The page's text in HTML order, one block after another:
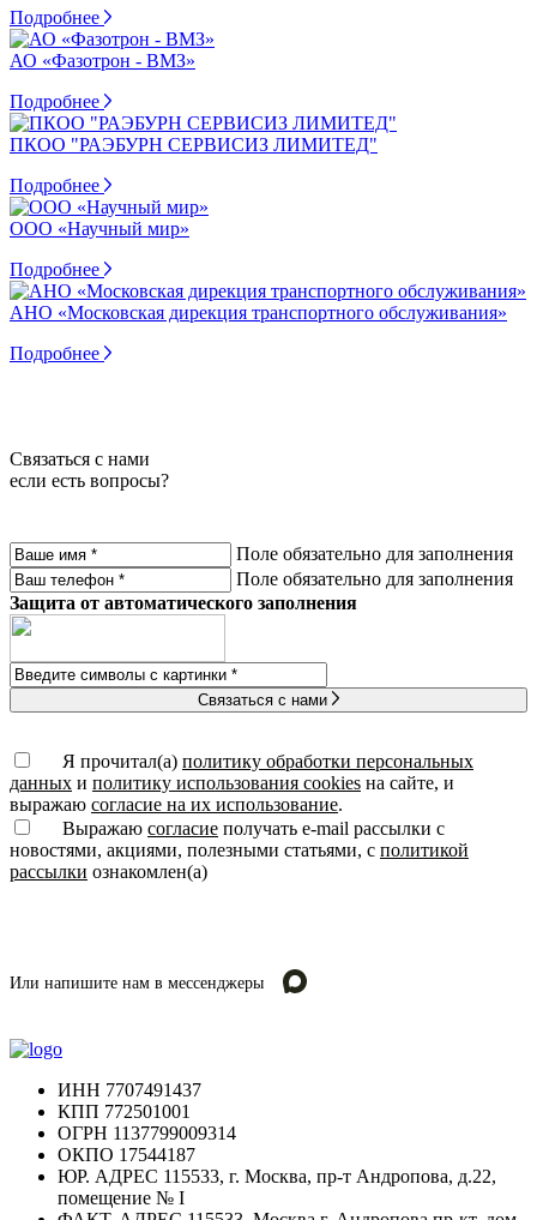
Подробнее
АО «Фазотрон - ВМЗ»
Подробнее
ПКОО "РАЭБУРН СЕРВИСИЗ ЛИМИТЕД"
Подробнее
ООО «Научный мир»
Подробнее
АНО «Московская дирекция транспортного обслуживания»
Подробнее
Связаться с нами
если есть вопросы?
Поле обязательно для заполнения
Поле обязательно для заполнения
Защита от автоматического заполнения
Связаться с нами
Я прочитал(а) политику обработки персональных
данных и политику использования cookies на сайте, и
выражаю согласие на их использование.
Выражаю согласие получать e-mail рассылки с
новостями, акциями, полезными статьями, с политикой
рассылки ознакомлен(а)
Или напишите нам в мессенджеры
ИНН 7707491437
КПП 772501001
ОГРН 1137799009314
ОКПО 17544187
ЮР. АДРЕС 115533, г. Москва, пр-т Андропова, д.22,
помещение № I